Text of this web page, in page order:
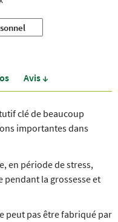
Avis ↓
clé de beaucoup
importantes dans
en période de stress,
pendant la grossesse et
peut pas être fabriqué par